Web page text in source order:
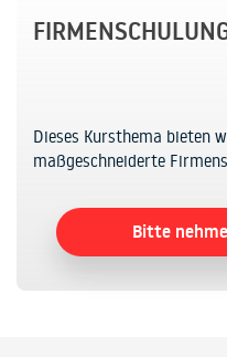
Dieses Kursthema bieten
maßgeschneiderte
Bitte